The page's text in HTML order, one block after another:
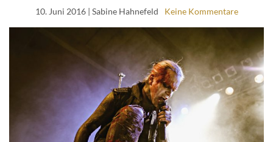
10. Juni 2016| Sabine Hahnefeld Keine Kommentare